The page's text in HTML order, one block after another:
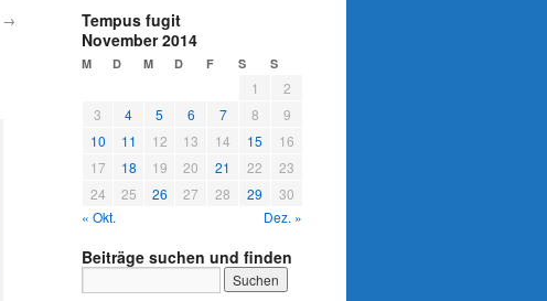
→
Tempus fugit
November 2014
M D M D F S S
1
2
3
4 5 6 7 8
9
10
11 12 13 14 15
16
17
18 19 20 21 22
23
24
25 26 27 28 29
30
« Okt.
Dez. »
Beiträge suchen und finden